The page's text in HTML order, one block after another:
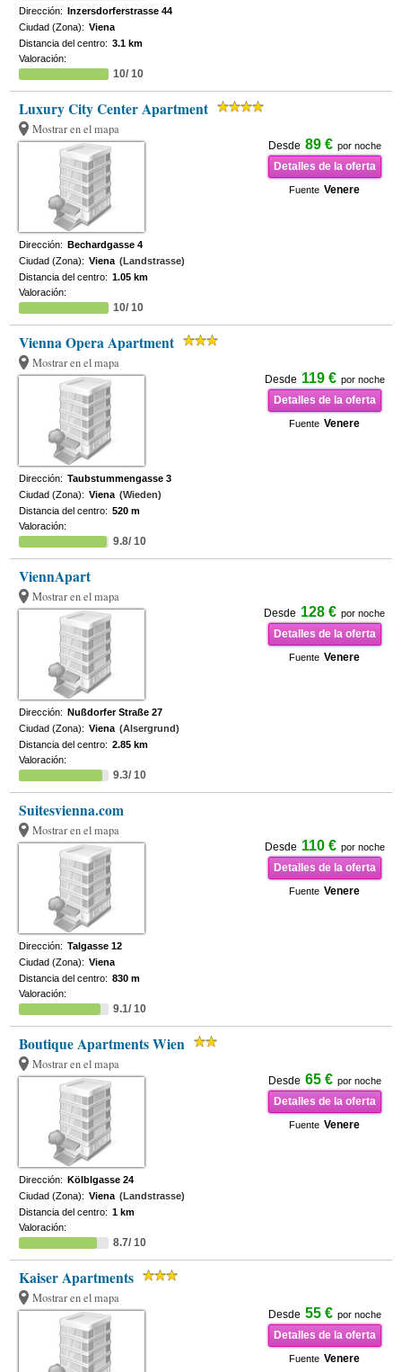
Dirección: Inzersdorferstrasse 44
Ciudad (Zona): Viena
Distancia del centro: 3.1 km
Valoración:
10/ 10
Luxury City Center Apartment
Mostrar en el mapa
Desde 89 € por noche
Detalles de la oferta
Fuente Venere
Dirección: Bechardgasse 4
Ciudad (Zona): Viena (Landstrasse)
Distancia del centro: 1.05 km
Valoración:
10/ 10
Vienna Opera Apartment
Mostrar en el mapa
Desde 119 € por noche
Detalles de la oferta
Fuente Venere
Dirección: Taubstummengasse 3
Ciudad (Zona): Viena (Wieden)
Distancia del centro: 520 m
Valoración:
9.8/ 10
ViennApart
Mostrar en el mapa
Desde 128 € por noche
Detalles de la oferta
Fuente Venere
Dirección: Nußdorfer Straße 27
Ciudad (Zona): Viena (Alsergrund)
Distancia del centro: 2.85 km
Valoración:
9.3/ 10
Suitesvienna.com
Mostrar en el mapa
Desde 110 € por noche
Detalles de la oferta
Fuente Venere
Dirección: Talgasse 12
Ciudad (Zona): Viena
Distancia del centro: 830 m
Valoración:
9.1/ 10
Boutique Apartments Wien
Mostrar en el mapa
Desde 65 € por noche
Detalles de la oferta
Fuente Venere
Dirección: Kölblgasse 24
Ciudad (Zona): Viena (Landstrasse)
Distancia del centro: 1 km
Valoración:
8.7/ 10
Kaiser Apartments
Mostrar en el mapa
Desde 55 € por noche
Detalles de la oferta
Fuente Venere